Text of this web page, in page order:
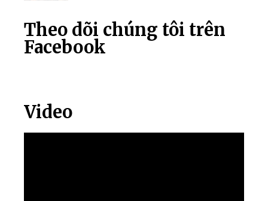
Theo dõi chúng tôi trên
Facebook
Video